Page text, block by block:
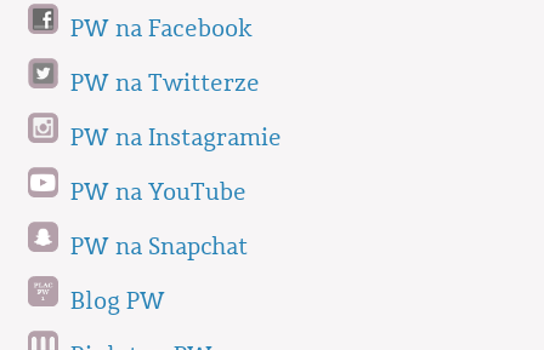
PW na Facebook
PW na Twitterze
PW na Instagramie
PW na YouTube
PW na Snapchat
Blog PW